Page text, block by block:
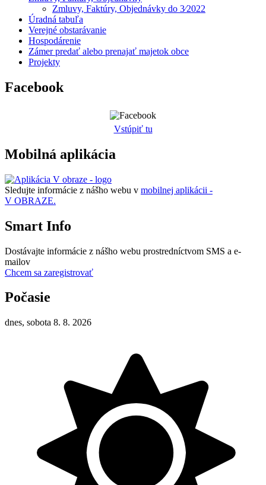
Zmluvy, Faktúry, Objednávky do 3⁄2022
Úradná tabuľa
Verejné obstarávanie
Hospodárenie
Zámer predať alebo prenajať majetok obce
Projekty
Facebook
Vstúpiť tu
Mobilná aplikácia
Sledujte informácie z nášho webu v mobilnej aplikácii -
V OBRAZE.
Smart Info
Dostávajte informácie z nášho webu prostredníctvom SMS a e-
mailov
Chcem sa zaregistrovať
Počasie
dnes, sobota 8. 8. 2026